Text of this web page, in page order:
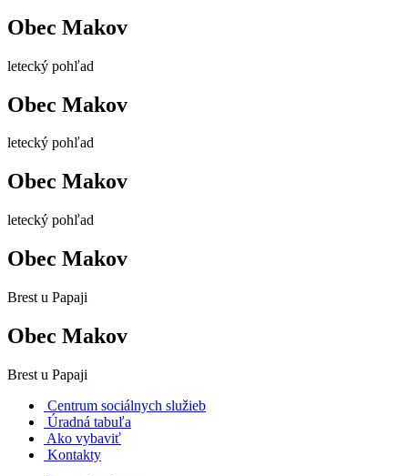
Obec Makov
letecký pohľad
Obec Makov
letecký pohľad
Obec Makov
letecký pohľad
Obec Makov
Brest u Papaji
Obec Makov
Brest u Papaji
Centrum sociálnych služieb
Úradná tabuľa
Ako vybaviť
Kontakty